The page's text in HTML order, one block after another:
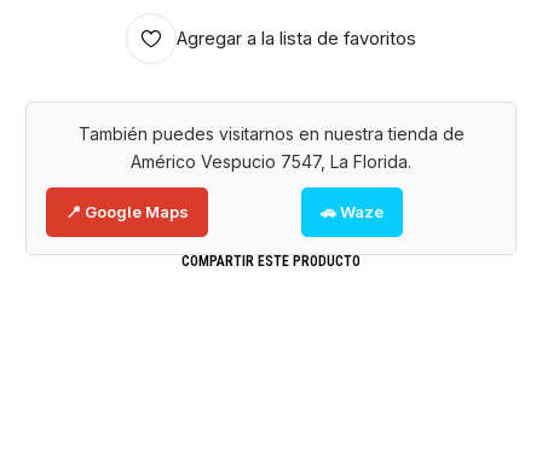
Agregar a la lista de favoritos
También puedes visitarnos en nuestra tienda de
Américo Vespucio 7547, La Florida.
📍 Google Maps 🚗 Waze
COMPARTIR ESTE PRODUCTO